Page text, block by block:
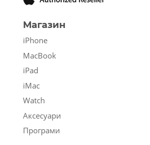
Магазин
iPhone
MacBook
iPad
iMac
Watch
Аксесуари
Програми